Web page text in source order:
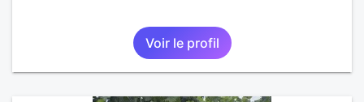
Voir le profil